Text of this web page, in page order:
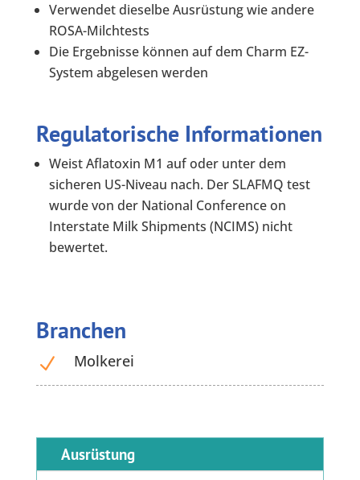
Verwendet dieselbe Ausrüstung wie andere
ROSA-Milchtests
Die Ergebnisse können auf dem Charm EZ-
System abgelesen werden
Regulatorische Informationen
Weist Aflatoxin M1 auf oder unter dem
sicheren US-Niveau nach. Der SLAFMQ test
wurde von der National Conference on
Interstate Milk Shipments (NCIMS) nicht
bewertet.
Branchen
N Molkerei
Ausrüstung